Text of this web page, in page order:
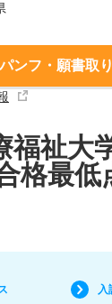
パンフ・願書取
福祉大
格最低
入